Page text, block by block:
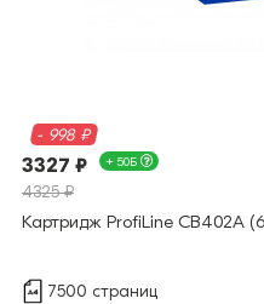
- 998 ₽
3327 ₽ + 50Б
4325 ₽
Картридж ProfiLine CB402A
7500 страниц